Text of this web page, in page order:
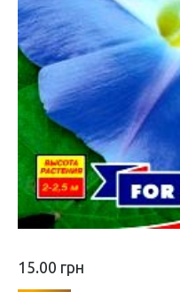
15.00 грн